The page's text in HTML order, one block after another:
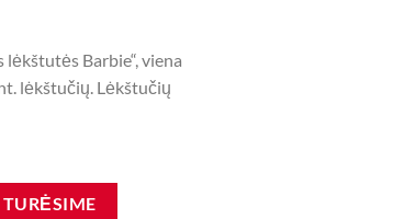
Barbie“, viena
lėkštučių. Lėkštučių